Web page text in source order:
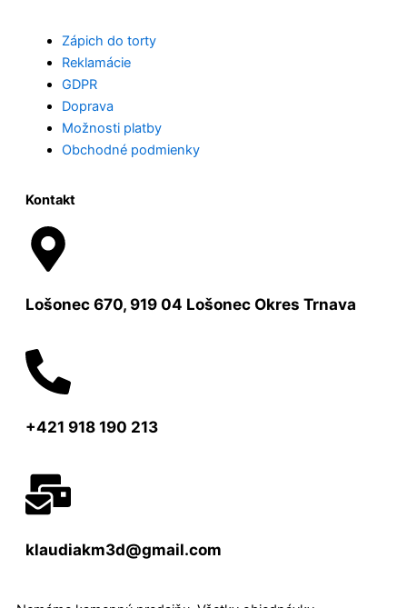
Zápich do torty
Reklamácie
GDPR
Doprava
Možnosti platby
Obchodné podmienky
Kontakt
Lošonec 670, 919 04 Lošonec Okres Trnava
+421 918 190 213
klaudiakm3d@gmail.com